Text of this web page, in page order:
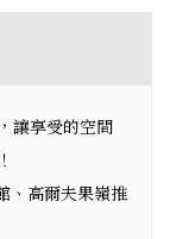
讓享受的空間
、高爾夫果嶺推